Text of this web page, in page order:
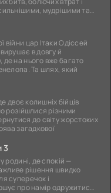
мудрішими та
війни цар Ітаки Одіссей
в довгу й
на нього вже багато
Та шлях, який
двоє колишніх бійців
розійшлися різними
до світу жорстоких
загадкової
3
родині, де спокій —
рішення швидко
суперечок і
про намір одружитися,